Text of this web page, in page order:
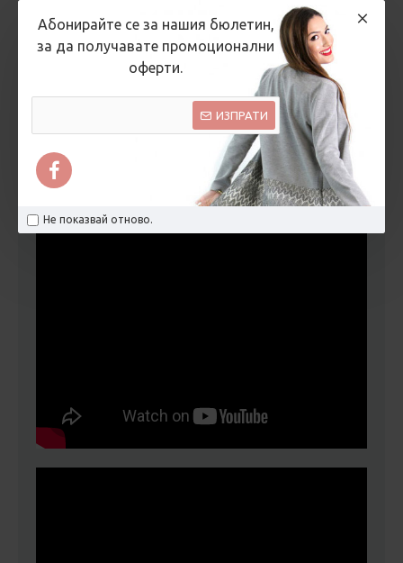
Абонирайте се за нашия бюлетин,
за да получавате промоционални
оферти.
ИЗПРАТИ
Не показвай отново.
ОТЗИВИ
ВИДЕО